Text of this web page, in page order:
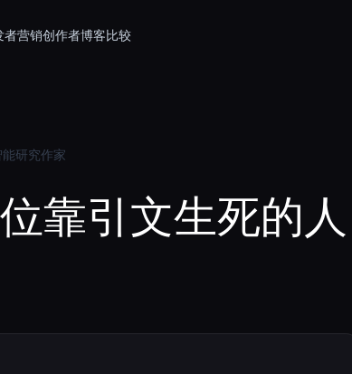
者营销创作者博客 比较
研究作家
位靠引文生死的人